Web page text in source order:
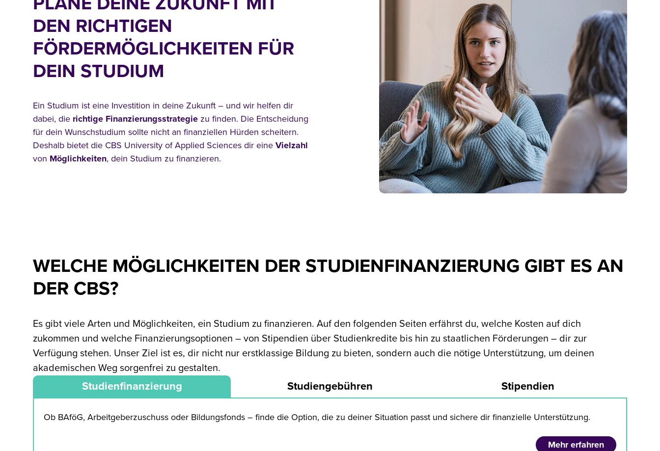
DEN RICHTIGEN
FÖRDERMÖGLICHKEITEN FÜR
DEIN STUDIUM
Ein Studium ist eine Investition in deine Zukunft – und wir helfen dir
dabei, die richtige Finanzierungsstrategie zu finden. Die Entscheidung
für dein Wunschstudium sollte nicht an finanziellen Hürden scheitern.
Deshalb bietet die CBS University of Applied Sciences dir eineVielzahl
von Möglichkeiten, dein Studium zu finanzieren.
WELCHE MÖGLICHKEITEN DER STUDIENFINANZIERUNG GIBT ES AN
DER CBS?
Es gibt viele Arten und Möglichkeiten, ein Studium zu finanzieren. Auf den folgenden Seiten erfährst du, welche Kosten auf dich
zukommen und welche Finanzierungsoptionen – von Stipendien über Studienkredite bis hin zu staatlichen Förderungen – dir zur
Verfügung stehen. Unser Ziel ist es, dir nicht nur erstklassige Bildung zu bieten, sondern auch die nötige Unterstützung, um deinen
akademischen Weg sorgenfrei zu gestalten.
Studienfinanzierung Studiengebühren Stipendien
Ob BAföG, Arbeitgeberzuschuss oder Bildungsfonds – finde die Option, die zu deiner Situation passt und sichere dir finanzielle Unterstützung.
Mehr erfahren